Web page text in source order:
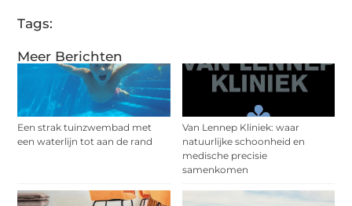
Meer Berichten
Een strak tuinzwembad met
een waterlijn tot aan de rand
Van Lennep Kliniek: waar
natuurlijke schoonheid en
medische precisie
samenkomen
Tags: